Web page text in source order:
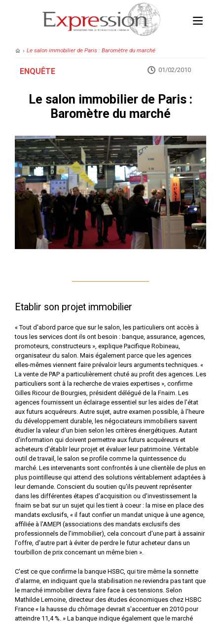
› Le salon immobilier de Paris : Baromètre du marché
ENQUÊTE 01/02/2010
Le salon immobilier de Paris :
Baromètre du marché
Etablir son projet immobilier
« Tout d'abord parce que sur le salon, les particuliers ont accès à
tous les services dont ils ont besoin : banque, assurance, agences,
promoteurs, constructeurs », explique Pacifique Robineau,
organisateur du salon. Mais également parce que les agences
elles-mêmes viennent faire prévaloir leurs arguments techniques. «
La vente de PAP a particulièrement chuté au profit des agences. Les
particuliers sont à la recherche de vraies expertises », confirme
Gilles Ricour de Bourgies, président délégué de la Fnaim. Les
agences fournissent un éclairage essentiel sur les aides de l'état
aux futurs acquéreurs. Autre sujet, autre examen possible, à l'heure
du développement durable, les négociateurs immobiliers savent
étudier la valeur d'un bien selon les critères énergétiques. Autant
d'information qui doivent permettre aux futurs acquéreurs et
acheteurs d'établir leur projet et évaluer leur patrimoine. Véritable
outil de travail, le salon se profile comme la quintessence du
marché. Les intervenants sont confrontés à une clientèle de plus en
plus pointilleuse qui attend des solutions véritablement adaptées à
leur demande. Conscient du soutien qu'ils peuvent représenter
dans les différentes étapes d'acquisition ou d'investissement la
fnaim se bat sur un sujet qui les tient à coeur : la mise en place des
mandats exclusifs, « il faut confier un mandat unique à une agence,
affiliée à l'AMEPI (associations des mandats exclusifs des
professionnels de l'immobilier), cela concourt d'une part à assainir
l'offre, d'autre part à éviter de perdre le futur acheteur dans un
tourbillon de prix concernant un même bien ».
C'est ce que confirme la banque HSBC, qui tire même la sonnette
d'alarme, en indiquant que la stabilisation ne reviendra pas tant que
le marché immobilier devra faire face à ces tensions. Selon
Mathilde Lemoine, directeur des études économiques chez HSBC
France « la hausse du chômage devrait s'accentuer en 2010 pour
atteindre 11,4 %. » La banque indique également que le marché